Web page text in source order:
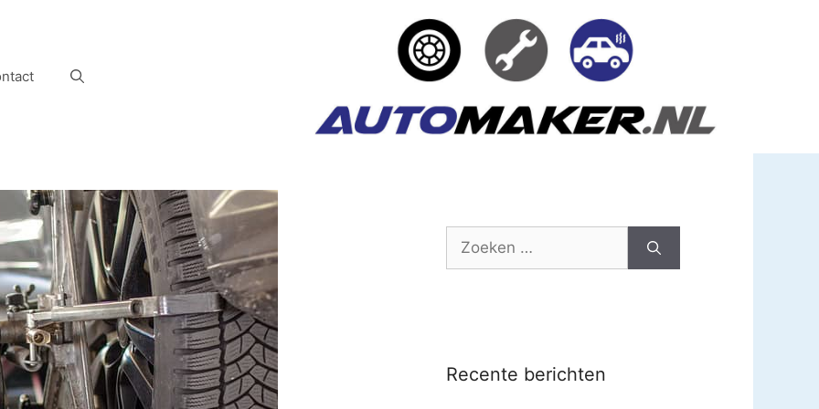
Zoek
Recente berichten